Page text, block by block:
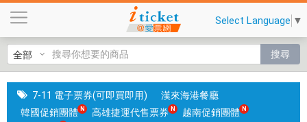
海
港
平
日
晚
Select Language ▼
搜尋
7-11 電子票券(可即買即用)
漢來海港餐廳
韓國促銷團體
高雄捷運代售票券
越南促銷團體